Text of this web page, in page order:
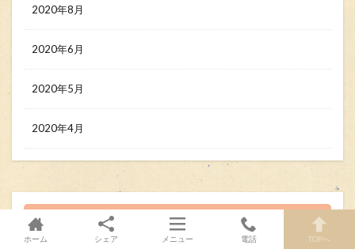
2020年8月
2020年6月
2020年5月
2020年4月
Category
ホーム シェア メニュー 電話 TOPへ